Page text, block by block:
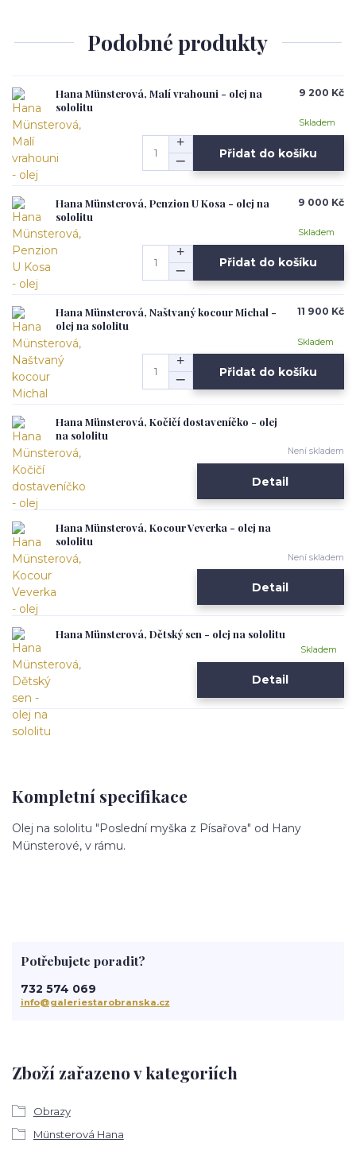
Podobné produkty
Hana Münsterová, Malí vrahouni - olej na
sololitu
9 200 Kč
Skladem
Přidat do košíku
Hana Münsterová, Penzion U Kosa - olej na
sololitu
9 000 Kč
Skladem
Přidat do košíku
Hana Münsterová, Naštvaný kocour Michal -
olej na sololitu
11 900 Kč
Skladem
Přidat do košíku
Hana Münsterová, Kočičí dostaveníčko - olej
na sololitu
Není skladem
Detail
Hana Münsterová, Kocour Veverka - olej na
sololitu
Není skladem
Detail
Hana Münsterová, Dětský sen - olej na sololitu
Skladem
Detail
Kompletní specifikace
Olej na sololitu "Poslední myška z Písařova" od Hany
Münsterové, v rámu.
Zboží zařazeno v kategoriích
Obrazy
Münsterová Hana
Potřebujete poradit?
732 574 069
info@galeriestarobranska.cz